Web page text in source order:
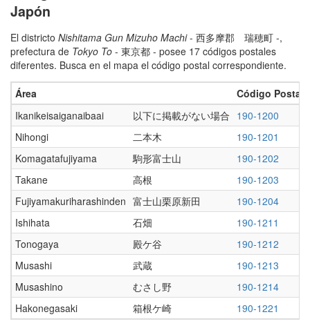
Japón
El districto Nishitama Gun Mizuho Machi- 西多摩郡 瑞穂町 -,
prefectura de Tokyo To - 東京都 - posee 17 códigos postales
diferentes. Busca en el mapa el código postal correspondiente.
Área
Código Postal
Ikanikeisaiganaibaai
以下に掲載がない場合 190-1200
Nihongi
二本木
190-1201
Komagatafujiyama
駒形富士山
190-1202
Takane
高根
190-1203
Fujiyamakuriharashinden 富士山栗原新田
190-1204
Ishihata
石畑
190-1211
Tonogaya
殿ケ谷
190-1212
Musashi
武蔵
190-1213
Musashino
むさし野
190-1214
Hakonegasaki
箱根ケ崎 190-1221